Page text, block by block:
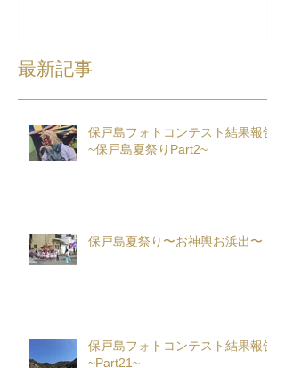
最新記事
保戸島フォトコンテスト結果報告
~保戸島夏祭りPart2~
保戸島夏祭り〜お神輿お浜出〜
保戸島フォトコンテスト結果報告
~Part21~